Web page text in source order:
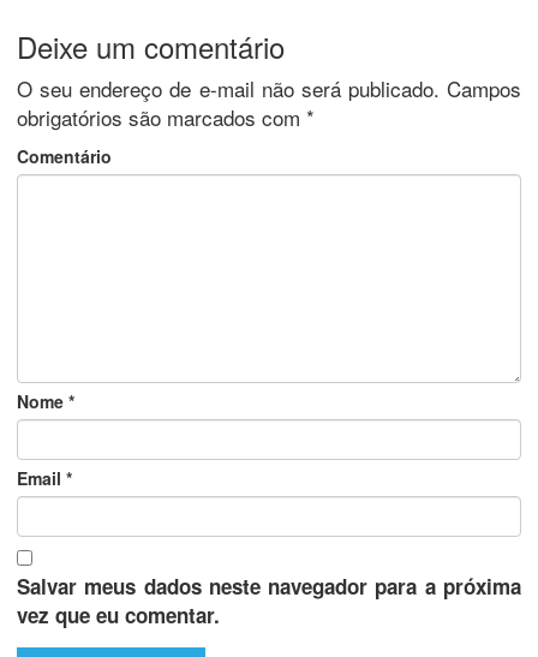
Deixe um comentário
O seu endereço de e-mail não será publicado. Campos
obrigatórios são marcados com *
Comentário
Nome *
Email *
Salvar meus dados neste navegador para a próxima
vez que eu comentar.